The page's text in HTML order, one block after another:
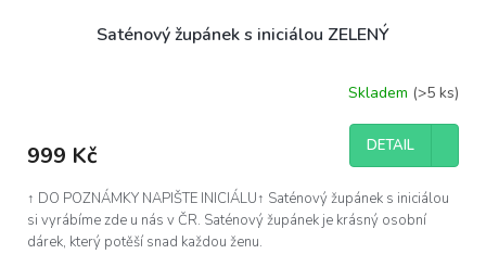
Saténový župánek s iniciálou ZELENÝ
Skladem (>5 ks)
999 Kč DETAIL
↑ DO POZNÁMKY NAPIŠTE INICIÁLU↑ Saténový župánek s iniciálou
si vyrábíme zde u nás v ČR. Saténový župánek je krásný osobní
dárek, který potěší snad každou ženu.